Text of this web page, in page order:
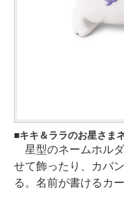
キキ＆ララのお星さま
星型のネームホル
せて飾ったり、カバ
る。名前が書けるカー